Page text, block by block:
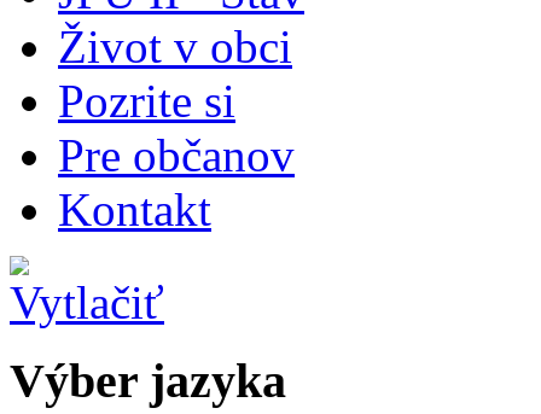
Život v obci
Pozrite si
Pre občanov
Kontakt
Výber jazyka